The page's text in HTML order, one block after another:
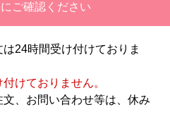
ご確認ください
24時間受け付けておりま
けておりません。
、お問い合わせ等は、休み